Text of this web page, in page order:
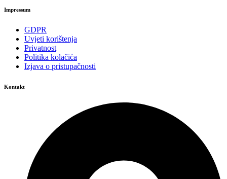
Impressum
GDPR
Uvjeti korištenja
Privatnost
Politika kolačića
Izjava o pristupačnosti
Kontakt